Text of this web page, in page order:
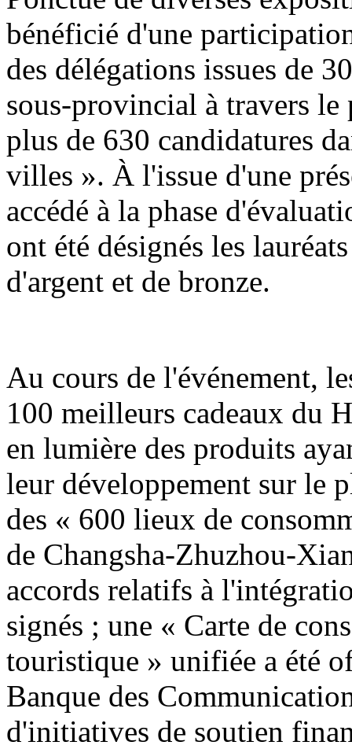
bénéficié d'une
des délégations issues de
sous-provincial à travers
plus de 630 candidatures
villes ». À l'issue d'une
accédé à la phase
ont été désignés les
d'argent et de bronze.
Au cours de l'événement,
100 meilleurs cadeaux du
en lumière des produits
leur développement sur le
des « 600 lieux de
de Changsha-Zhuzhou-
accords relatifs à
signés ; une « Carte de
touristique » unifiée a été
Banque des
d'initiatives de soutien